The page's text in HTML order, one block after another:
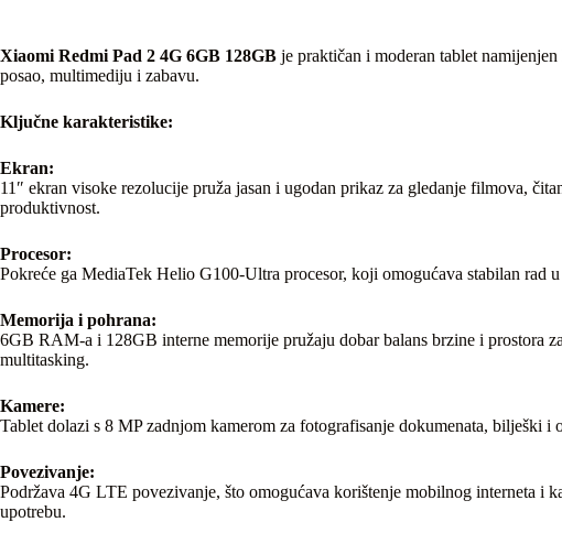
Xiaomi Redmi Pad 2 4G 6GB 128GB je praktičan i moderan tablet
posao, multimediju i zabavu.
Ključne karakteristike:
Ekran:
11″ ekran visoke rezolucije pruža jasan i ugodan prikaz za gledanje filmova,
produktivnost.
Procesor:
Pokreće ga MediaTek Helio G100-Ultra procesor, koji omogućava stabilan rad
Memorija i pohrana:
6GB RAM-a i 128GB interne memorije pružaju dobar balans brzine i prostora
multitasking.
Kamere:
Tablet dolazi s 8 MP zadnjom kamerom za fotografisanje dokumenata,
Povezivanje:
Podržava 4G LTE povezivanje, što omogućava korištenje mobilnog interneta
upotrebu.